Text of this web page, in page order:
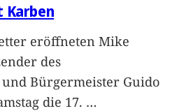
Karben
eröffneten Mike
des
Bürgermeister Guido
die 17. …